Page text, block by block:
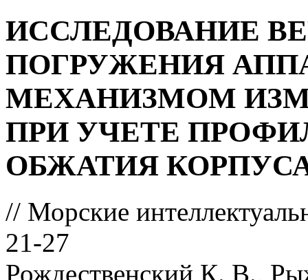
ИССЛЕДОВАНИЕ
ПОГРУЖЕНИЯ
МЕХАНИЗМОМ
ПРИ УЧЕТЕ
ОБЖАТИЯ
// Морские
21-27
Рождественский К. В.,